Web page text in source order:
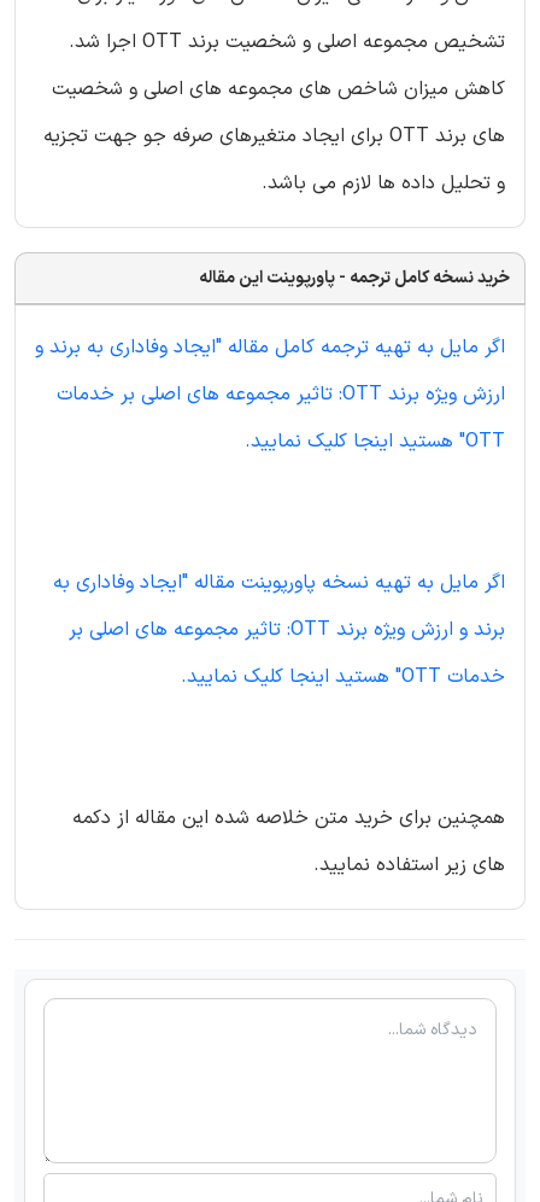
تشخیص مجموعه اصلی و شخصیت برند OTT اجرا شد.
کاهش میزان شاخص های مجموعه های اصلی و شخصیت
های برند OTT برای ایجاد متغیرهای صرفه جو جهت تجزیه
و تحلیل داده ها لازم می باشد.
خرید نسخه کامل ترجمه - پاورپوینت این مقاله
اگر مایل به تهیه ترجمه کامل مقاله "ایجاد وفاداری به برند و
ارزش ویژه برند OTT: تاثیر مجموعه های اصلی بر خدمات
OTT" هستید اینجا کلیک نمایید.
اگر مایل به تهیه نسخه پاورپوینت مقاله "ایجاد وفاداری به
برند و ارزش ویژه برند OTT: تاثیر مجموعه های اصلی بر
خدمات OTT" هستید اینجا کلیک نمایید.
همچنین برای خرید متن خلاصه شده این مقاله از دکمه
های زیر استفاده نمایید.